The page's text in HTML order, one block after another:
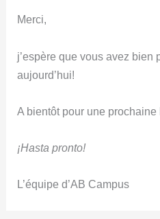
Merci,
j’espère que vous avez bien
aujourd’hui!
A bientôt pour une prochaine
¡Hasta pronto!
L’équipe d’AB Campus